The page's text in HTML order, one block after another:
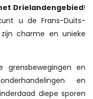
Drielandengebied!
u de Frans-Duits-
charme en unieke
grensbewegingen en
en
diepe sporen